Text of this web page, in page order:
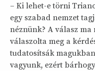
– Ki lehet-e törni
egy szabad nemzet
néznünk? A válasz ma
válaszolta meg a
tudatosítsák
vagyunk, ezért